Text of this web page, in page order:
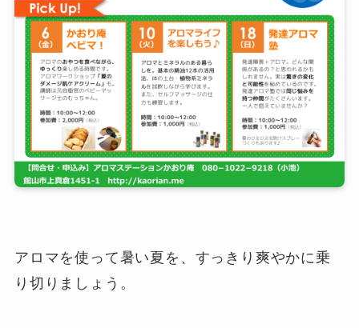
アロマを使って暑い夏を、すっきり爽やかに乗
り切りましょう。